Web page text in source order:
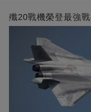
殲20戰機榮登最強